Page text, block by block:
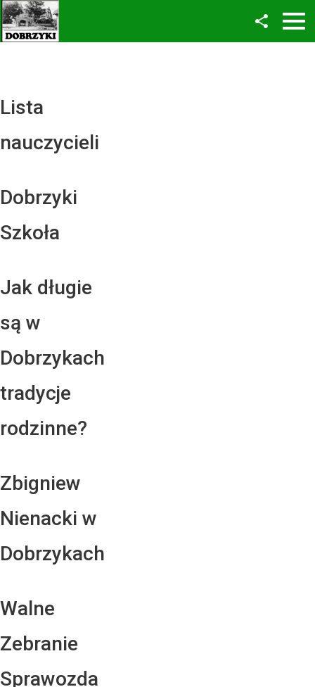
Lista
nauczycieli
Dobrzyki
Szkoła
Jak długie
są w
Dobrzykach
tradycje
rodzinne?
Zbigniew
Nienacki w
Dobrzykach
Walne
Zebranie
Sprawozda